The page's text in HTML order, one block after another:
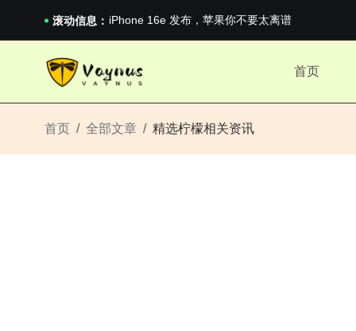
滚动信息： iPhone 16e 发布，苹果你不要太离谱
2026澳网男单收官：全满贯对上全满亚，德约...
iPhone 16e 发布，苹果你不要太离谱
首页
首页 全部文章 精选柠檬相关资讯